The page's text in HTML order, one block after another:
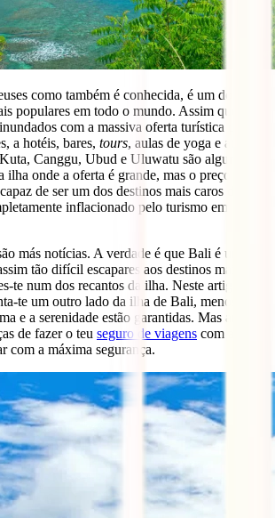
como também é conhecida, é um dos
populares em todo o mundo. Assim que se
com a massiva oferta turística que
a hotéis, bares, tours, aulas de yoga e até de
Canggu, Ubud e Uluwatu são alguns dos
ilha onde a oferta é grande, mas o preço
de ser um dos destinos mais caros do
inflacionado pelo turismo em
más notícias. A verdade é que Bali é uma
tão difícil escapares aos destinos mais
te num dos recantos da ilha. Neste artigo, a
te um outro lado da ilha de Bali, menos
e a serenidade estão garantidas. Mas antes
de fazer o teu seguro de viagens com a IATI
com a máxima segurança.